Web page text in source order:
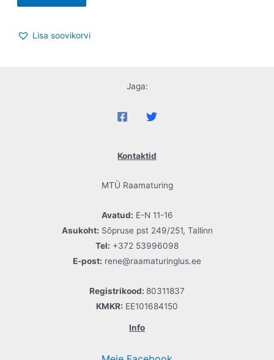
Lisa soovikorvi
Jaga:
Kontaktid
MTÜ Raamaturing
Avatud: E-N 11-16
Asukoht: Sõpruse pst 249/251, Tallinn
Tel: +372 53996098
E-post: rene@raamaturinglus.ee
Registrikood: 80311837
KMKR: EE101684150
Info